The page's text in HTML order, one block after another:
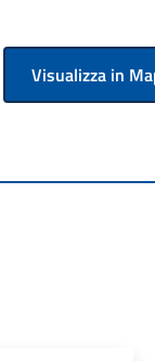
Visualizza in